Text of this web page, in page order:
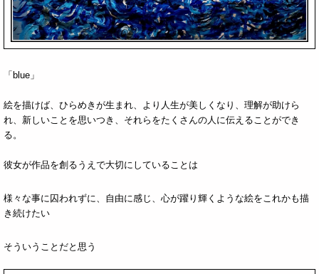
「blue」
絵を描けば、ひらめきが生まれ、より人生が美しくなり、理解が助けら
れ、新しいことを思いつき、それらをたくさんの人に伝えることができ
る。
彼女が作品を創るうえで大切にしていることは
様々な事に囚われずに、自由に感じ、心が躍り輝くような絵をこれかも描
き続けたい
そういうことだと思う